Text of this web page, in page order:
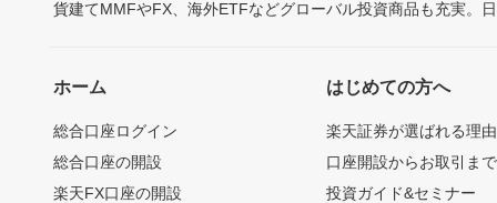
貨建てMMFやFX、海外ETFなどグローバル投資商品も充実。
ホーム
総合口座ログイン
総合口座の開設
楽天FX口座の開設
はじめての方へ
楽天証券が選ばれる理由
口座開設からお取引ま
投資ガイド&セミナー